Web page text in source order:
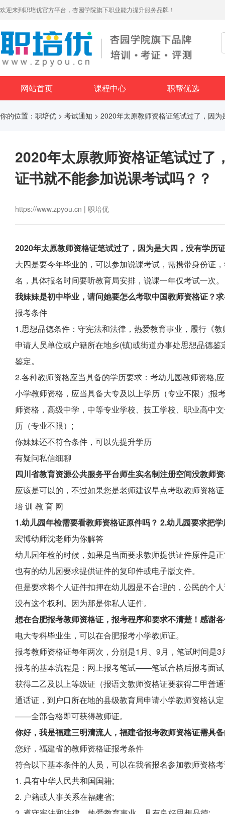
欢迎来到职培优官方平台，杏园学院旗下职业能力提升服务品牌！
网站首页 课程中心 职帮优选
你的位置： 职培优 > 考试通知 > 2020年太原教师资格证笔试过了，因
2020年太原教师资格证笔试过了
证书就不能参加说课考试吗？？
https://www.zpyou.cn | 职培优
2020年太原教师资格证笔试过了，因为是大四，没有学历
大四是要今年毕业的，可以参加说课考试，需携带身份证
名，具体报名时间要听教育局安排，说课一年仅考试一次。
我妹妹是初中毕业，请问她要怎么考取中国教师资格证？
报考条件
1.思想品德条件：守宪法和法律，热爱教育事业，履行《
申请人员单位或户籍所在地乡(镇)或街道办事处思想品德
鉴定。
2.各种教师资格应当具备的学历要求：考幼儿园教师资格,
小学教师资格，应当具备大专及以上学历（专业不限）;报
师资格，高级中学，中等专业学校、技工学校、职业高中
历（专业不限）;
你妹妹还不符合条件，可以先提升学历
有疑问私信细聊
四川省教育资源公共服务平台师生实名制注册空间没教师
应该是可以的，不过如果您是老师建议早点考取教师资格
培 训 教 育 网
1.幼儿园年检需要看教师资格证原件吗？ 2.幼儿园要求把
宏博幼师沈老师为你解答
幼儿园年检的时候，如果是当面要求教师提供证件原件是
也有的幼儿园要求提供证件的复印件或电子版文件。
但是要求将个人证件扣押在幼儿园是不合理的，公民的个
没有这个权利。因为那是你私人证件。
想在合肥报考教师资格证，报考程序和要求不清楚！感谢
电大专科毕业生，可以在合肥报考小学教师证。
报考教师资格证每年两次，分别是1月、9月，笔试时间是3
报考的基本流程是：网上报考笔试——笔试合格后报考面
获得二乙及以上等级证（报语文教师资格证要获得二甲
通话证，到户口所在地的县级教育局申请小学教师资格认
——全部合格即可获得教师证。
你好，我是福建三明清流人，福建省报考教师资格证需具
您好，福建省的教师资格证报考条件
符合以下基本条件的人员，可以在我省报名参加教师资格
1. 具有中华人民共和国国籍;
2. 户籍或人事关系在福建省;